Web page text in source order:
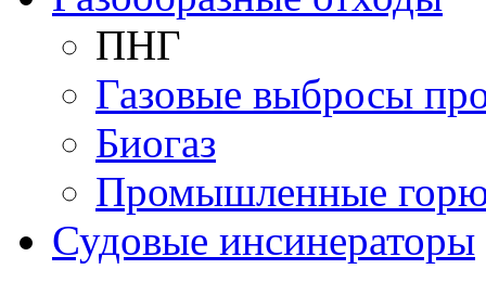
ПНГ
Газовые выбросы
Биогаз
Промышленные
Судовые инсинераторы